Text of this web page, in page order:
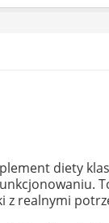
diety
z realnymi